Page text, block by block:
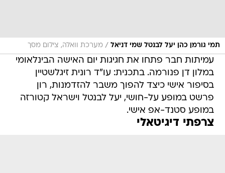
תמי גורמן כהן יעל לבנטל שמי דניאל / מערכת וואלה, צילום מסך
עמיתות חבר פתחו את חגיגות יום האישה הבינלאומי
במלון דן פנורמה. בתכנית: עו"ד רונית זיגלשטיין
בסיפור אישי כיצד להפוך משבר להזדמנות, רון
פרשט במופע על-חושי, יעל לבנטל וישראל קטורזה
במופע סטנד-אפ אישי.
צרפתי דיגיטאלי